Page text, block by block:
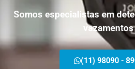
Somos especialistas em
vazamentos
(11) 98090 -